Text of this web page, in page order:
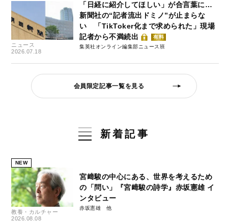
ニュース
2026.07.18
「日経に紹介してほしい」が合言葉に…
新聞社の“記者流出ドミノ”が止まらな
い 「TikToker化まで求められた」現場
記者から不満続出
有料
集英社オンライン編集部ニュース班
会員限定記事一覧を見る
新着記事
NEW
教養・カルチャー
2026.08.08
宮﨑駿の中心にある、世界を考えるため
の「問い」『宮﨑駿の詩学』赤坂憲雄 イ
ンタビュー
赤坂憲雄